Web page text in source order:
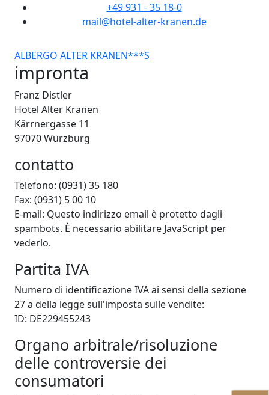
+49 931 - 35 18-0
mail@hotel-alter-kranen.de
ALBERGO ALTER KRANEN***S
impronta
Franz Distler
Hotel Alter Kranen
Kärrnergasse 11
97070 Würzburg
contatto
Telefono: (0931) 35 180
Fax: (0931) 5 00 10
E-mail: Questo indirizzo email è protetto dagli
spambots. È necessario abilitare JavaScript per
vederlo.
Partita IVA
Numero di identificazione IVA ai sensi della sezione
27 a della legge sull'imposta sulle vendite:
ID: DE229455243
Organo arbitrale/risoluzione
delle controversie dei
consumatori